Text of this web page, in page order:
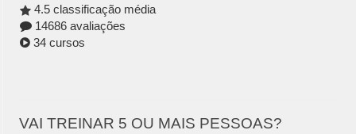
4.5 classificação média
14686 avaliações
34 cursos
VAI TREINAR 5 OU MAIS PESSOAS?